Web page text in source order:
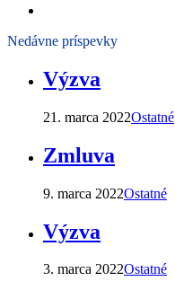
Nedávne príspevky
Výzva
21. marca 2022Ostatné
Zmluva
9. marca 2022Ostatné
Výzva
3. marca 2022Ostatné